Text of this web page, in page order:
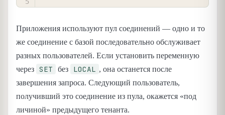
Приложения используют пул соединений — одно и то
же соединение с базой последовательно обслуживает
разных пользователей. Если установить переменную
через SET без LOCAL , она останется после
завершения запроса. Следующий пользователь,
получивший это соединение из пула, окажется «под
личиной» предыдущего тенанта.